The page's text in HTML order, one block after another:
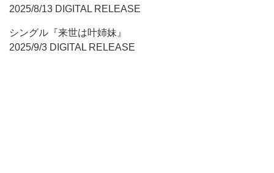
2025/8/13 DIGITAL RELEASE
シングル『来世は叶姉妹』
2025/9/3 DIGITAL RELEASE